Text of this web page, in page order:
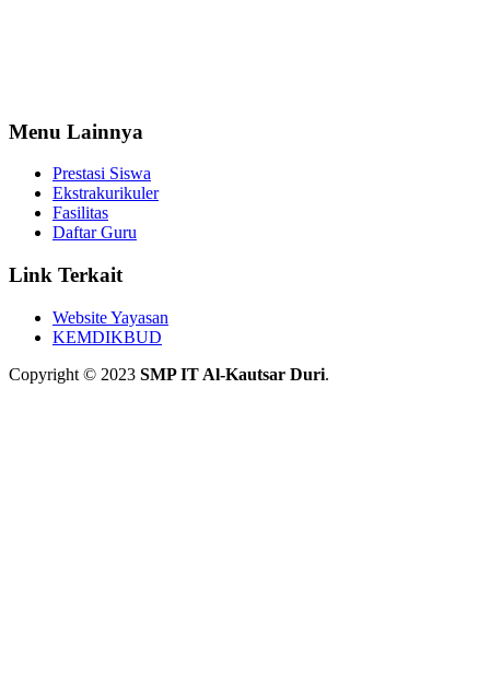
Menu Lainnya
Prestasi Siswa
Ekstrakurikuler
Fasilitas
Daftar Guru
Link Terkait
Website Yayasan
KEMDIKBUD
Copyright © 2023 SMP IT Al-Kautsar Duri.